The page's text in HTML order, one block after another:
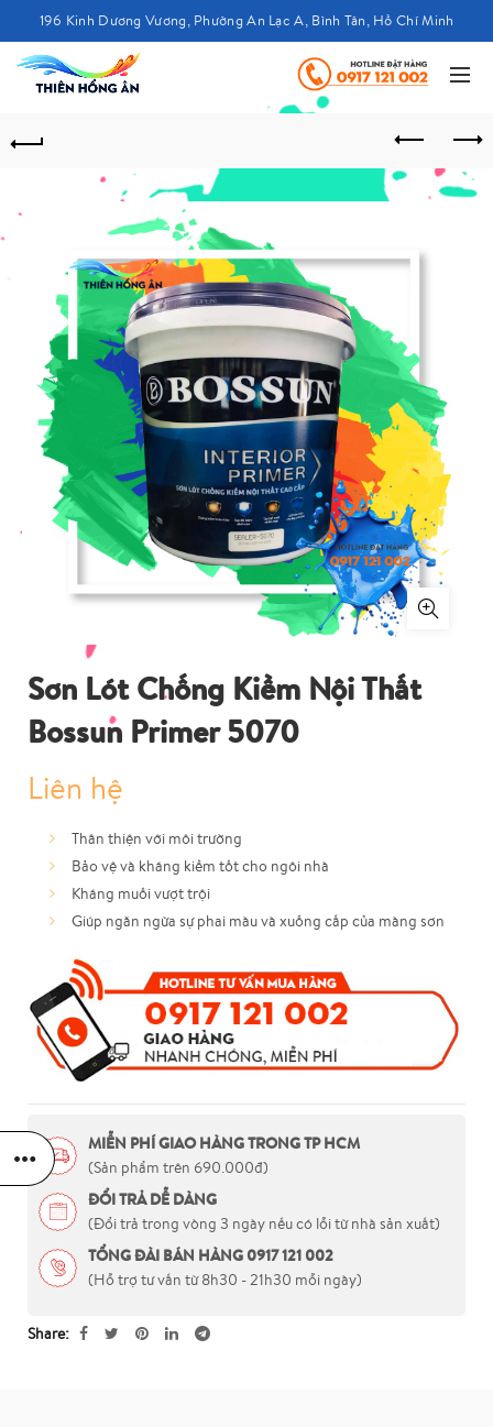
196 Kinh Dương Vương, Phường An Lạc A, Bình Tân, Hồ Chí Minh
Sơn Lót Chống Kiềm Nội Thất
Bossun Primer 5070
Liên hệ
Thân thiện với môi trường
Bảo vệ và kháng kiềm tốt cho ngôi nhà
Kháng muối vượt trội
Giúp ngăn ngừa sự phai màu và xuống cấp của màng sơn
MIỄN PHÍ GIAO HÀNG TRONG TP HCM
(Sản phẩm trên 690.000đ)
ĐỔI TRẢ DỄ DÀNG
(Đổi trả trong vòng 3 ngày nếu có lỗi từ nhà sản xuất)
TỔNG ĐÀI BÁN HÀNG 0917 121 002
(Hỗ trợ tư vấn từ 8h30 - 21h30 mỗi ngày)
Share